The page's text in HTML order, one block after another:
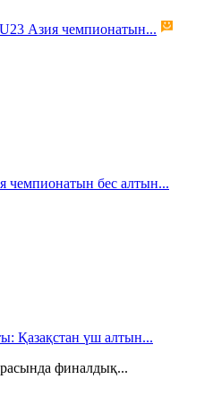
Азия чемпионатын...
чемпионатын бес алтын...
Қазақстан үш алтын...
финалдық...